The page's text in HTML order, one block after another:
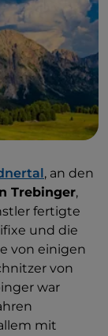
, an den
Trebinger,
fertigte
und die
von einigen
von
war
mit